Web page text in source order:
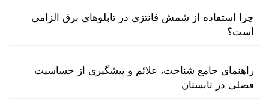
چرا استفاده از شمش فانتزی در تابلوهای برق الزامی
است؟
راهنمای جامع شناخت، علائم و پیشگیری از حساسیت
فصلی در تابستان